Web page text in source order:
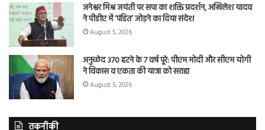
जनेश्वर मिश्र जयंती पर सपा का शक्ति प्रदर्शन, अखिलेश यादव
ने पीडीए में ‘पंडित’ जोड़ने का दिया संदेश
August 5, 2026
अनुच्छेद 370 हटने के 7 वर्ष पूरे: पीएम मोदी और सीएम योगी
ने विकास व एकता की यात्रा को सराहा
August 5, 2026
तकनीकी